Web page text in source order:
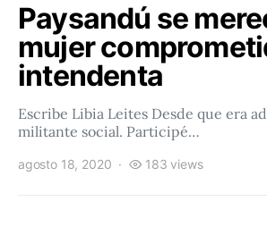
Paysandú se
mujer
intendenta
Escribe Libia Leites Desde que era
militante social. Participé…
agosto 18, 2020 183 views